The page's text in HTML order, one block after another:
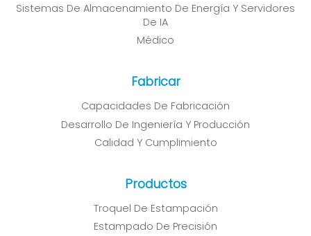
Sistemas De Almacenamiento De Energía Y Servidores
De IA
Médico
Fabricar
Capacidades De Fabricación
Desarrollo De Ingeniería Y Producción
Calidad Y Cumplimiento
Productos
Troquel De Estampación
Estampado De Precisión